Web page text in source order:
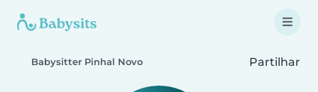
Babysitter Pinhal Novo Partilhar